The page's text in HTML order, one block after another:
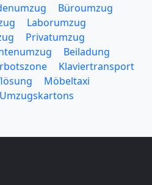
Büroumzug
Laborumzug
Privatumzug
Beiladung
Klaviertransport
Möbeltaxi
Umzugskartons